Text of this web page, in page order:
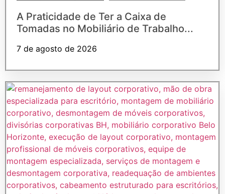
A Praticidade de Ter a Caixa de
Tomadas no Mobiliário de Trabalho...
7 de agosto de 2026